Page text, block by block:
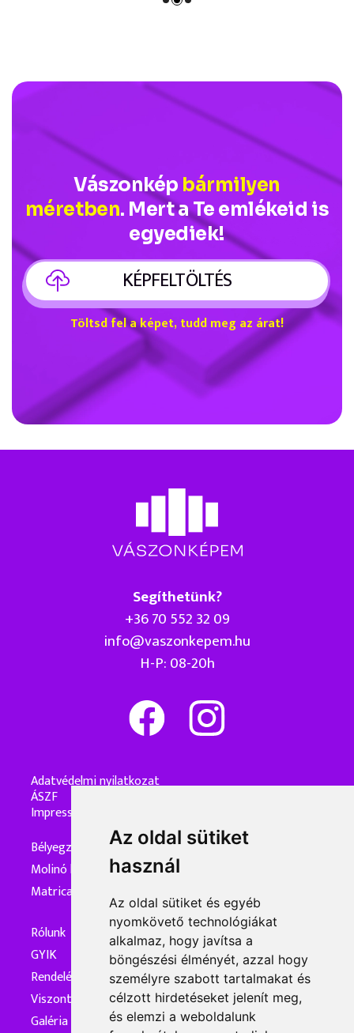
Az oldal sütiket
használ
Az oldal sütiket és egyéb
nyomkövető technológiákat
alkalmaz, hogy javítsa a
böngészési élményét, azzal hogy
személyre szabott tartalmakat és
célzott hirdetéseket jelenít meg,
és elemzi a weboldalunk
Vászonkép bármilyen
méretben. Mert a Te emlékeid is
egyediek!
KÉPFELTÖLTÉS
Töltsd fel a képet, tudd meg az árat!
Segíthetünk?
+36 70 552 32 09
info@vaszonkepem.hu
H-P: 08-20h
Rólunk
GYIK
Rendelés és kiszállítás
Viszonteladóknak
Galéria
Bélyegzőkészítés
Molinó készítés
Matrica készítés
Adatvédelmi nyilatkozat
ÁSZF
Impresszum